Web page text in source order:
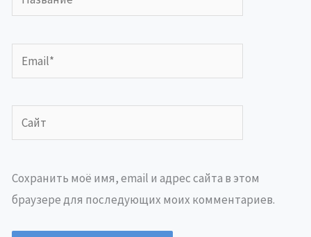
Email*
Сайт
Сохранить моё имя, email и адрес сайта в этом
браузере для последующих моих комментариев.